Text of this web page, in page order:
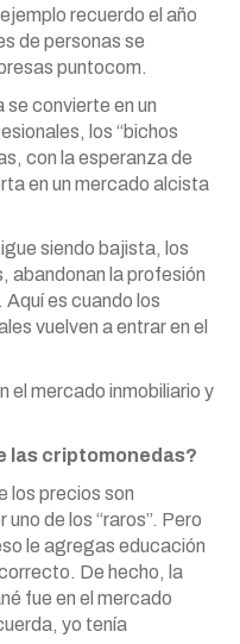
recuerdo el año
de personas se
puntocom.
se convierte en un
los “bichos
con la esperanza de
en un mercado alcista
siendo bajista, los
abandonan la profesión
es cuando los
vuelven a entrar en el
el mercado inmobiliario y
las criptomonedas?
los precios son
de los “raros”. Pero
le agregas educación
De hecho, la
fue en el mercado
yo tenía